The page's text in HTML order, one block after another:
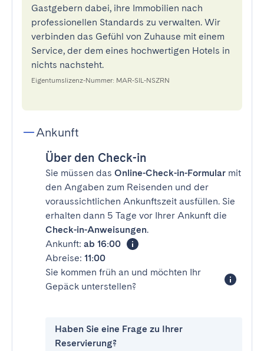
Gastgebern dabei, ihre Immobilien nach
professionellen Standards zu verwalten. Wir
verbinden das Gefühl von Zuhause mit einem
Service, der dem eines hochwertigen Hotels in
nichts nachsteht.
Eigentumslizenz-Nummer: MAR-SIL-NSZRN
Ankunft
Über den Check-in
Sie müssen das Online-Check-in-Formular mit
den Angaben zum Reisenden und der
voraussichtlichen Ankunftszeit ausfüllen. Sie
erhalten dann 5 Tage vor Ihrer Ankunft die
Check-in-Anweisungen.
Ankunft: ab 16:00
Abreise: 11:00
Sie kommen früh an und möchten Ihr
Gepäck unterstellen?
Haben Sie eine Frage zu Ihrer
Reservierung?